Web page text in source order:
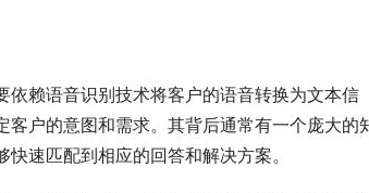
赖语音识别技术将客户的语音转换为文本信
户的意图和需求。其背后通常有一个庞大的
速匹配到相应的回答和解决方案。